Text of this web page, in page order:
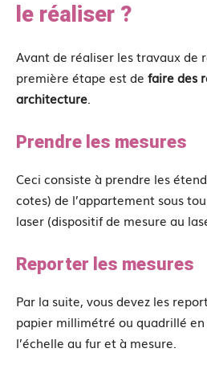
le réaliser ?
Avant de réaliser les travaux de
première étape est de faire des
architecture.
Prendre les mesures
Ceci consiste à prendre les
cotes) de l’appartement sous
laser (dispositif de mesure au
Reporter les mesures
Par la suite, vous devez les
papier millimétré ou quadrillé
l’échelle au fur et à mesure.